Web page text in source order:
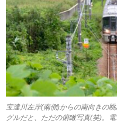
宝達川左岸(南側)からの南向きの
グルだと、ただの俯瞰写真(笑)。電